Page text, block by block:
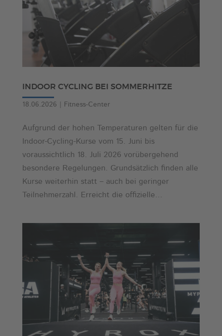
INDOOR CYCLING BEI SOMMERHITZE
18.06.2026 Fitness-Center
Aufgrund der hohen Temperaturen gelten für die
Indoor-Cycling-Kurse vom 15. Juni bis
voraussichtlich 18. Juli 2026 vorübergehend
besondere Regelungen. Grundsätzlich finden alle
Kurse weiterhin statt – auch bei geringer
Teilnehmerzahl. Erreicht die offizielle...